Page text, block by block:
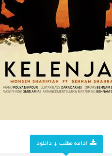
ادامه مطلب + دانلود